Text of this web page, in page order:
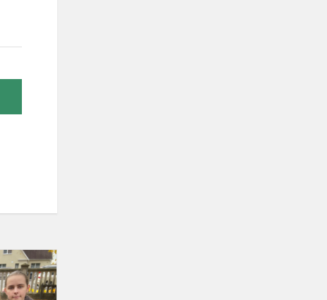
Vėlinėms
artėjant